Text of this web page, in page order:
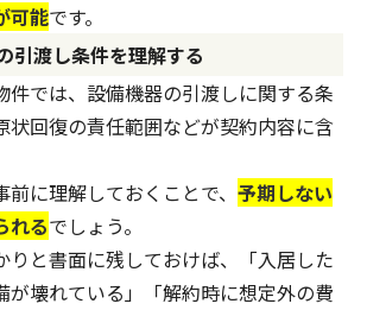
可能です。
引渡し条件を理解する
件では、設備機器の引渡しに関する条
状回復の責任範囲などが契約内容に含
に理解しておくことで、 予期しない
れるでしょう。
りと書面に残しておけば、「入居した
が壊れている」「解約時に想定外の費